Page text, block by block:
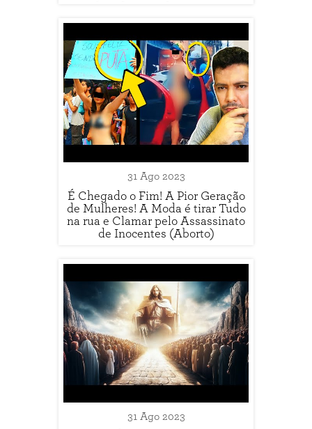
31 Ago 2023
É Chegado o Fim! A Pior Geração
de Mulheres! A Moda é tirar Tudo
na rua e Clamar pelo Assassinato
de Inocentes (Aborto)
31 Ago 2023